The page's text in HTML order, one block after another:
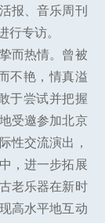
报、音乐周刊
行专访。
而热情。曾被
不艳，情真溢
于尝试并把握
受邀参加北京
性交流演出，
，进一步拓展
老乐器在新时
高水平地互动